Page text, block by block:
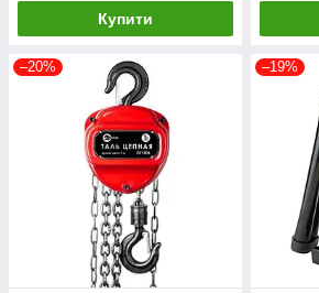
Купити
–20% –19%